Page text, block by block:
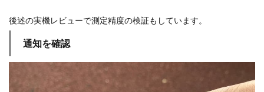
後述の実機レビューで測定精度の検証もしています。
通知を確認